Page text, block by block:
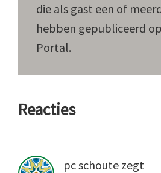
die als gast een of
hebben gepubliceerd
Portal.
Lees
Reacties
pc schoute zegt